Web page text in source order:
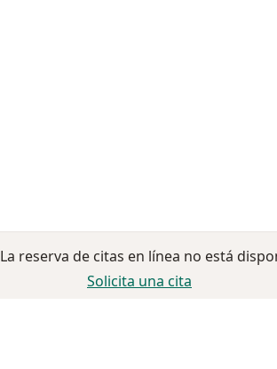
La reserva de citas en línea no está
Solicita una cita